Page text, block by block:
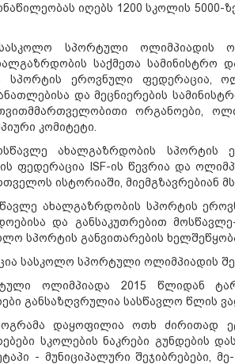
იღებს 1200 სკოლის 5000-
სპორტული ოლიმპიადის
საქმეთა სამინისტრო
სპორტის ეროვნული ფედერაცია,
და მეცნიერების
ორგანოები,
კომიტეტი.
ახალგაზრდობის სპორტის
ფედერაცია ISF-ის წევრია და
ისტორიაში, მიემგზავრებიან
ახალგაზრდობის სპორტის
და განსაკუთრებით
სპორტის განვითარების
სასკოლო სპორტული ოლიმპიადის
ოლიმპიადა 2015 წლიდან
განსაზღვრულია სასწავლო წლის
დაყოფილია ოთხ ძირითად
სკოლების ნაკრები გუნდების
- მუნიციპალური შეჯიბრებები,